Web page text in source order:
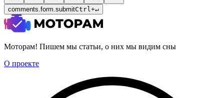
comments.form.submitCtrl +↵
Моторам! Пишем мы статьи, о них мы видим сны
О проекте